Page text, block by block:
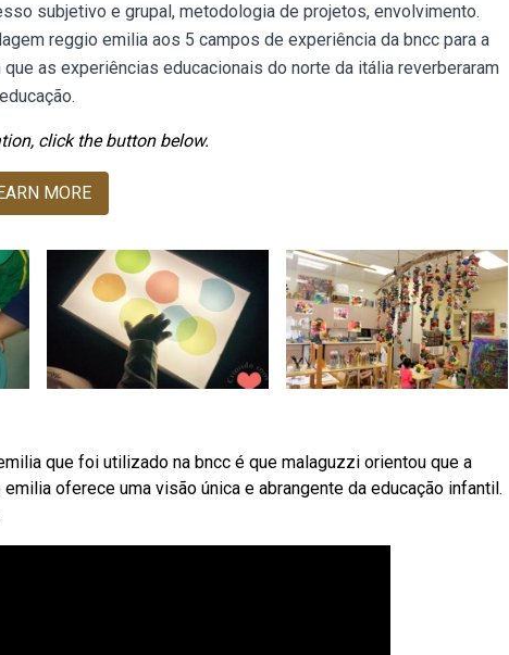
subjetivo e grupal, metodologia de projetos, envolvimento.
reggio emilia aos 5 campos de experiência da bncc para a
as experiências educacionais do norte da itália reverberaram
click the button below.
MORE
que foi utilizado na bncc é que malaguzzi orientou que a
oferece uma visão única e abrangente da educação infantil.